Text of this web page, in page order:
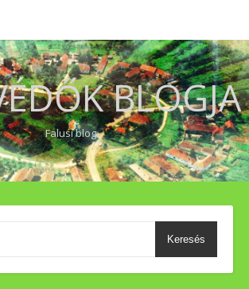
BLOGJA
Falusi blog
Keresés